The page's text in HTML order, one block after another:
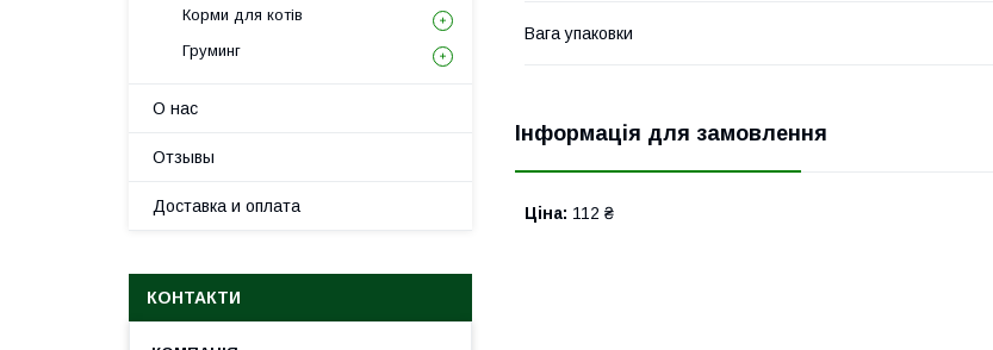
Вага упаковки
Інформація для замовлення
Ціна: 112 ₴
Корми для котів
Груминг
О нас
Отзывы
Доставка и оплата
КОНТАКТИ